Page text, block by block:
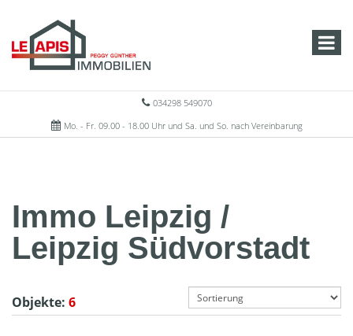
034298 549070
Mo. - Fr. 09.00 - 18.00 Uhr und Sa. und So. nach Vereinbarung
Immo Leipzig /
Leipzig Südvorstadt
Objekte: 6